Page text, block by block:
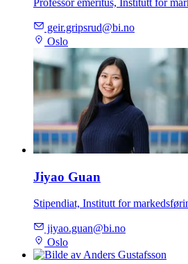
geir.gripsrud@bi.no
Oslo
Jiyao Guan
Stipendiat, Institutt for
jiyao.guan@bi.no
Oslo